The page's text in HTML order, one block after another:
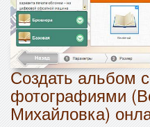
Создать альбом
фотографиями
Михайловка)